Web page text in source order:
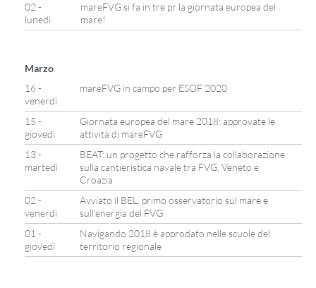
02 -
lunedì
mareFVG si fa in tre pr la giornata europea del
mare!
Marzo
16 -
venerdì
mareFVG in campo per ESOF 2020
15 -
giovedì
Giornata europea del mare 2018: approvate le
attività di mareFVG
13 -
martedì
BEAT: un progetto che rafforza la collaborazione
sulla cantieristica navale tra FVG, Veneto e
Croazia
02 -
venerdì
Avviato il BEL, primo osservatorio sul mare e
sull’energia del FVG
01 -
giovedì
Navigando 2018 è approdato nelle scuole del
territorio regionale